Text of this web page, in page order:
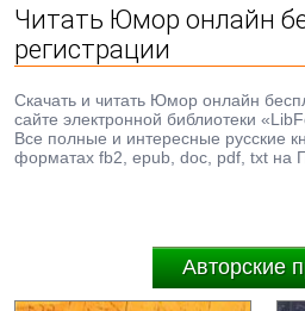
Читать Юмор онлайн
регистрации
Скачать и читать Юмор онлайн
сайте электронной библиотеки
Все полные и интересные русские
форматах fb2, epub, doc, pdf, txt на
Авторские